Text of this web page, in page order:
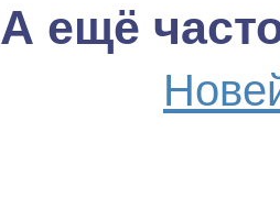
А ещё